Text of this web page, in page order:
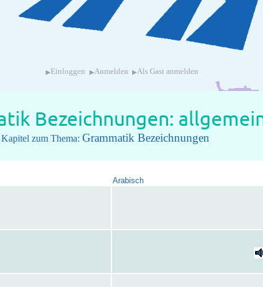
▸ Einloggen ▸Anmelden ▸Als Gast anmelden
Bezeichnungen:
zum Thema: Grammatik Bezeichnungen
Arabisch